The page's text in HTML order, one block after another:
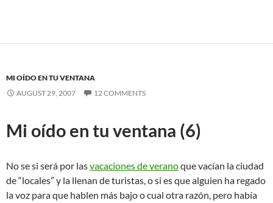
MI OÍDO EN TU VENTANA
AUGUST 29, 2007
12 COMMENTS
Mi oído en tu ventana (6)
No se si será por lasvacaciones de veranoque vacían la ciudad
de “locales” y la llenan de turistas, o si es que alguien ha regado
la voz para que hablen más bajo o cual otra razón, pero había